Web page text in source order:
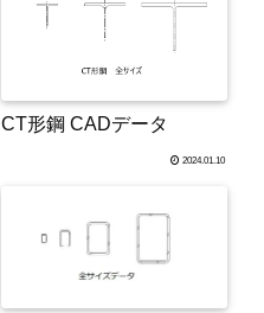
CT形鋼 CADデータ
2024.01.10